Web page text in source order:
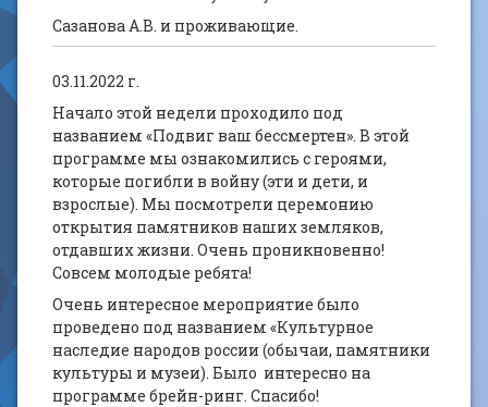
Сазанова А.В. и проживающие.
03.11.2022 г.
Начало этой недели проходило под
названием «Подвиг ваш бессмертен». В этой
программе мы ознакомились с героями,
которые погибли в войну (эти и дети, и
взрослые). Мы посмотрели церемонию
открытия памятников наших земляков,
отдавших жизни. Очень проникновенно!
Совсем молодые ребята!
Очень интересное мероприятие было
проведено под названием «Культурное
наследие народов россии (обычаи, памятники
культуры и музеи). Было интересно на
программе брейн-ринг. Спасибо!